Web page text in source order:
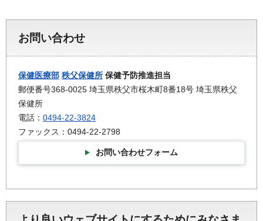
お問い合わせ
保健医療部 秩父保健所 保健予防推進担当
郵便番号368-0025 埼玉県秩父市桜木町8番18号 埼玉県秩父
保健所
電話： 0494-22-3824
ファックス：0494-22-2798
お問い合わせフォーム